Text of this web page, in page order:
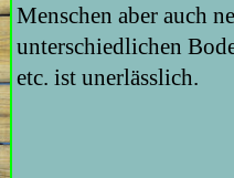
Menschen aber auch
unterschiedlichen
etc. ist unerlässlich.